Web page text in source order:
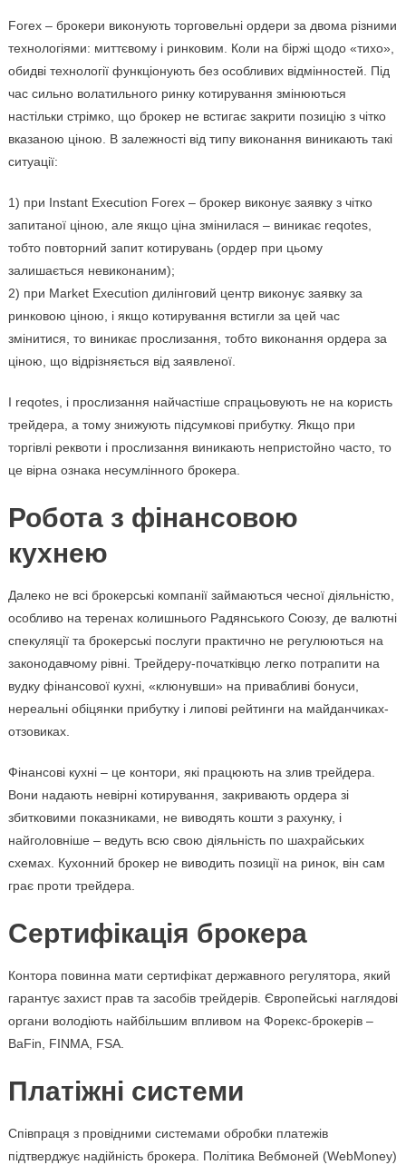
Forex – брокери виконують торговельні ордери за двома різними
технологіями: миттєвому і ринковим. Коли на біржі щодо «тихо»,
обидві технології функціонують без особливих відмінностей. Під
час сильно волатильного ринку котирування змінюються
настільки стрімко, що брокер не встигає закрити позицію з чітко
вказаною ціною. В залежності від типу виконання виникають такі
ситуації:
1) при Instant Execution Forex – брокер виконує заявку з чітко
запитаної ціною, але якщо ціна змінилася – виникає reqotes,
тобто повторний запит котирувань (ордер при цьому
залишається невиконаним);
2) при Market Execution дилінговий центр виконує заявку за
ринковою ціною, і якщо котирування встигли за цей час
змінитися, то виникає прослизання, тобто виконання ордера за
ціною, що відрізняється від заявленої.
І reqotes, і прослизання найчастіше спрацьовують не на користь
трейдера, а тому знижують підсумкові прибутку. Якщо при
торгівлі реквоти і прослизання виникають непристойно часто, то
це вірна ознака несумлінного брокера.
Робота з фінансовою
кухнею
Далеко не всі брокерські компанії займаються чесної діяльністю,
особливо на теренах колишнього Радянського Союзу, де валютні
спекуляції та брокерські послуги практично не регулюються на
законодавчому рівні. Трейдеру-початківцю легко потрапити на
вудку фінансової кухні, «клюнувши» на привабливі бонуси,
нереальні обіцянки прибутку і липові рейтинги на майданчиках-
отзовиках.
Фінансові кухні – це контори, які працюють на злив трейдера.
Вони надають невірні котирування, закривають ордера зі
збитковими показниками, не виводять кошти з рахунку, і
найголовніше – ведуть всю свою діяльність по шахрайських
схемах. Кухонний брокер не виводить позиції на ринок, він сам
грає проти трейдера.
Сертифікація брокера
Контора повинна мати сертифікат державного регулятора, який
гарантує захист прав та засобів трейдерів. Європейські наглядові
органи володіють найбільшим впливом на Форекс-брокерів –
BaFin, FINMA, FSA.
Платіжні системи
Співпраця з провідними системами обробки платежів
підтверджує надійність брокера. Політика Вебмоней (WebMoney)